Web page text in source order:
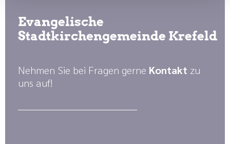
Evangelische
Stadtkirchengemeinde Krefeld
Nehmen Sie bei Fragen gerne Kontakt zu
uns auf!